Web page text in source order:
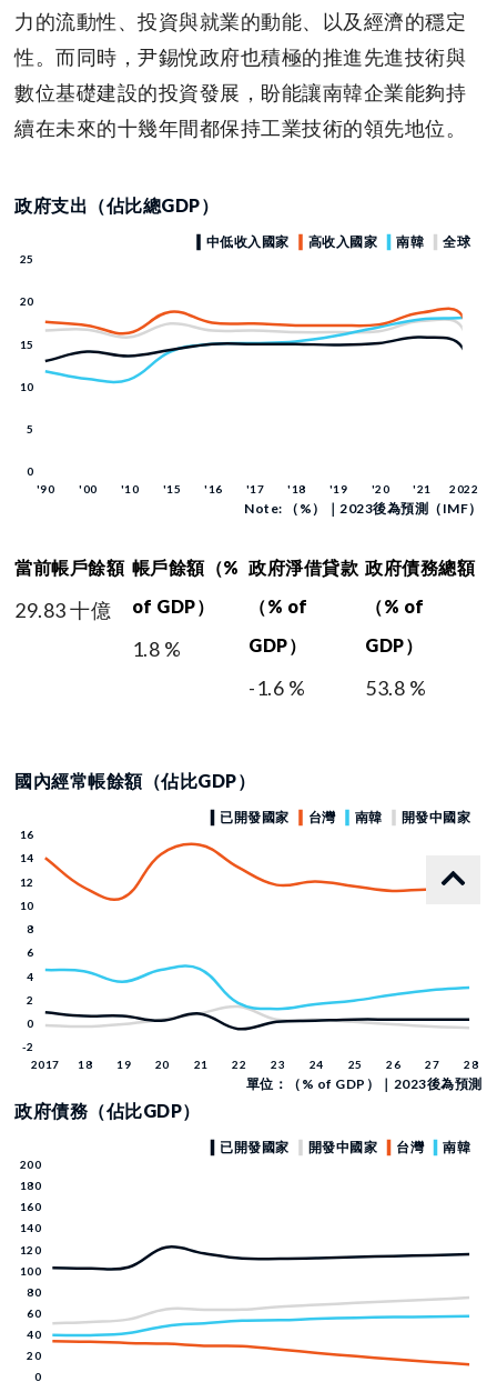
力的流動性、投資與就業的動能、以及經濟的穩定
性。而同時，尹錫悅政府也積極的推進先進技術與
數位基礎建設的投資發展，盼能讓南韓企業能夠持
續在未來的十幾年間都保持工業技術的領先地位。
政府支出（佔比總GDP）
Note: （%）｜2023後為預測（IMF）
當前帳戶餘額
29.83 十億
帳戶餘額（%
of GDP）
1.8 %
政府淨借貸款
（% of
GDP）
-1.6 %
政府債務總額
（% of
GDP）
53.8 %
國內經常帳餘額（佔比GDP）
單位：（% of GDP）｜2023後為預測
政府債務（佔比GDP）